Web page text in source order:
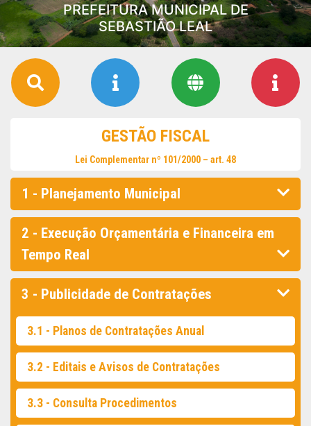
PREFEITURA MUNICIPAL DE
SEBASTIÃO LEAL
GESTÃO FISCAL
Lei Complementar nº 101/2000 – art. 48
1 - Planejamento Municipal
2 - Execução Orçamentária e Financeira em
Tempo Real
3 - Publicidade de Contratações
3.1 - Planos de Contratações Anual
3.2 - Editais e Avisos de Contratações
3.3 - Consulta Procedimentos